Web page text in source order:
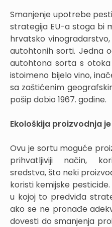
Smanjenje upotrebe
strategija EU-a stoga bi
hrvatsko
autohtonih sorti. Jedna
autohtona sorta s
istoimeno bijelo vino,
sa zaštićenim
pošip dobio 1967. godine.
Ekološkija proizvodnja
Ovu je sortu moguće
prihvatljiviji način,
sredstva, što neki
koristi kemijske
u kojoj to predviđa
ako se ne pronađe
dovesti do smanjenja